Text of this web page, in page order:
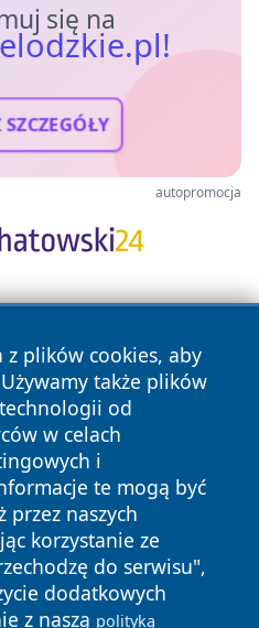
się na
autopromocja
z plików cookies, aby
także plików
od
w celach
i
te mogą być
przez naszych
korzystanie ze
do serwisu",
dodatkowych
z naszą polityką
Wszystkie prawa
Polityka
Cookies